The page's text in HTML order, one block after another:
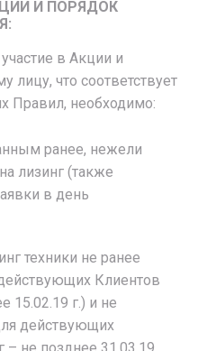
И ПОРЯДОК
в Акции и
лицу, что соответствует
Правил, необходимо:
ранее, нежели
лизинг (также
в день
техники не ранее
Клиентов
15.02.19 г.) и не
действующих